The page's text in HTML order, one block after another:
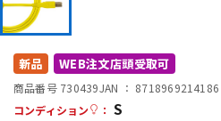
配信/ライブ機器
新品 WEB注文店頭受取可
商品番号 730439JAN ： 8718969214186
コンディション
： S